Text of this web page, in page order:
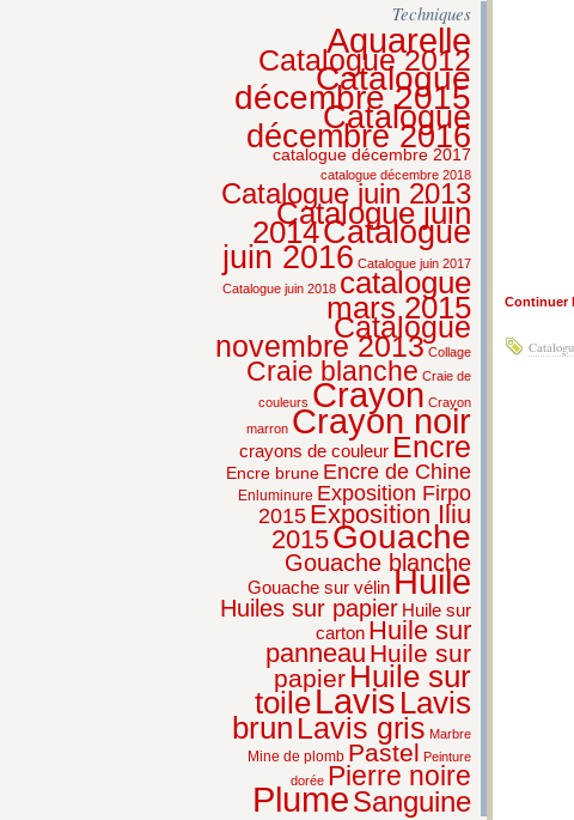
Techniques
Aquarelle
Catalogue 2012
Catalogue
décembre 2015
Catalogue
décembre 2016
catalogue décembre 2017
catalogue décembre 2018
Catalogue juin 2013
Catalogue juin
2014Catalogue
juin 2016 Catalogue juin 2017
Catalogue juin 2018 catalogue
mars 2015
Catalogue
novembre 2013 Collage
Craie blanche Craie de
couleurs Crayon Crayon
marron Crayon noir
crayons de couleur Encre
Encre brune Encre de Chine
Enluminure Exposition Firpo
2015 Exposition Iliu
2015Gouache
Gouache blanche
Gouache sur vélinHuile
Huiles sur papier Huile sur
carton Huile sur
panneau Huile sur
papier Huile sur
toileLavis Lavis
brun Lavis gris Marbre
Mine de plomb Pastel Peinture
dorée Pierre noire
PlumeSanguine
Continuer